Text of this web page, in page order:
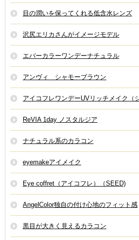
目の潤いを保ってくれる低含水レンズ
沢尻エリカさんがイメージモデル
エバーカラーワンデーナチュラル
アンヴィ シャモーブラウン
アイコフレワンデーUVリッチメイク（
ReVIA 1day ノスタルジア
ナチュラル系のカラコン
eyemakeアイメイク
Eye coffret（アイコフレ）（SEED)
AngelColor独自の付け心地のフィット感
黒目が大きく見えるカラコン